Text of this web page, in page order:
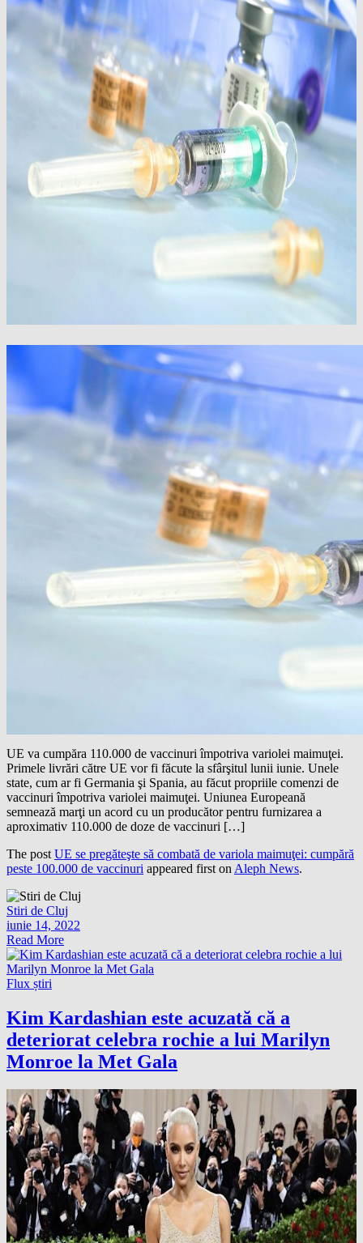
UE va cumpăra 110.000 de vaccinuri împotriva variolei maimuţei.
Primele livrări către UE vor fi făcute la sfârşitul lunii iunie. Unele
state, cum ar fi Germania şi Spania, au făcut propriile comenzi de
vaccinuri împotriva variolei maimuţei. Uniunea Europeană
semnează marţi un acord cu un producător pentru furnizarea a
aproximativ 110.000 de doze de vaccinuri […]
The post UE se pregăteşte să combată de variola maimuţei: cumpără
peste 100.000 de vaccinuri appeared first on Aleph News.
Stiri de Cluj
iunie 14, 2022
Read More
Flux știri
Kim Kardashian este acuzată că a
deteriorat celebra rochie a lui Marilyn
Monroe la Met Gala